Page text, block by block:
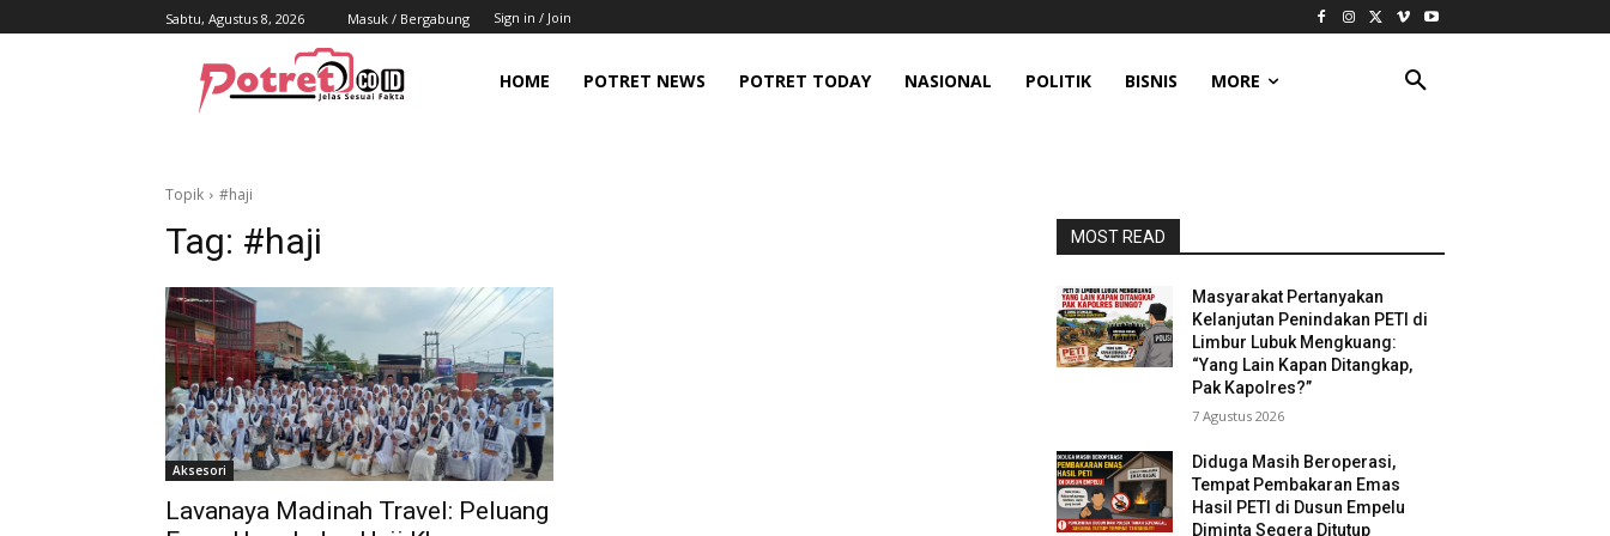
Sabtu, Agustus 8, 2026 Masuk / Bergabung Sign in / Join
HOME POTRET NEWS POTRET TODAY NASIONAL POLITIK BISNIS MORE
Topik #haji
Tag: #haji
Aksesori
Lavanaya Madinah Travel: Peluang
MOST READ
Masyarakat Pertanyakan
Kelanjutan Penindakan PETI di
Limbur Lubuk Mengkuang:
“Yang Lain Kapan Ditangkap,
Pak Kapolres?”
7 Agustus 2026
Diduga Masih Beroperasi,
Tempat Pembakaran Emas
Hasil PETI di Dusun Empelu
Diminta Segera Ditutup